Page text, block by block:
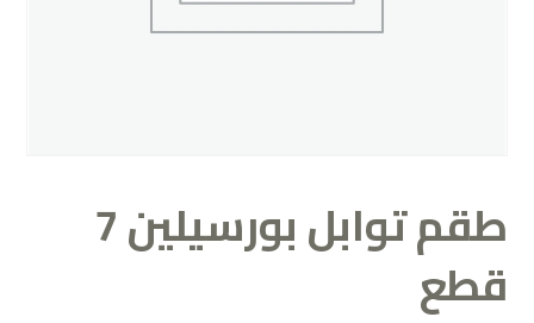
طقم توابل بورسيلين 7
قطع